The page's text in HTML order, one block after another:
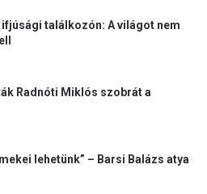
ifjúsági találkozón: A világot nem
Radnóti Miklós szobrát a
lehetünk” – Barsi Balázs atya